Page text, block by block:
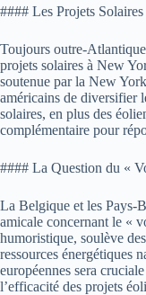
#### Les Projets
Toujours outre-
projets solaires à New
soutenue par la New
américains de diversifier
solaires, en plus des
complémentaire pour
#### La Question du «
La Belgique et les Pays-
amicale concernant le «
humoristique, soulève
ressources énergétiques
européennes sera
l’efficacité des projets